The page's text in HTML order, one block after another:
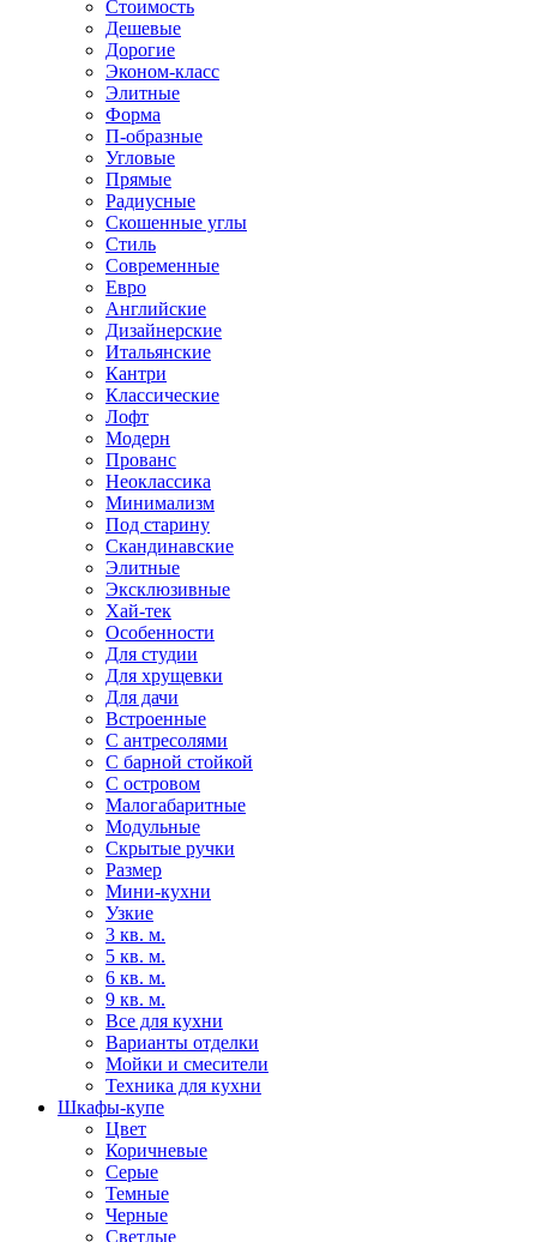
Стоимость
Дешевые
Дорогие
Эконом-класс
Элитные
Форма
П-образные
Угловые
Прямые
Радиусные
Скошенные углы
Стиль
Современные
Евро
Английские
Дизайнерские
Итальянские
Кантри
Классические
Лофт
Модерн
Прованс
Неоклассика
Минимализм
Под старину
Скандинавские
Элитные
Эксклюзивные
Хай-тек
Особенности
Для студии
Для хрущевки
Для дачи
Встроенные
С антресолями
С барной стойкой
С островом
Малогабаритные
Модульные
Скрытые ручки
Размер
Мини-кухни
Узкие
3 кв. м.
5 кв. м.
6 кв. м.
9 кв. м.
Все для кухни
Варианты отделки
Мойки и смесители
Техника для кухни
Шкафы-купе
Цвет
Коричневые
Серые
Темные
Черные
Светлые